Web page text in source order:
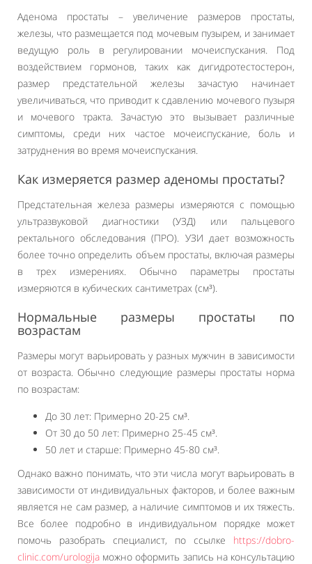
Аденома простаты – увеличение размеров простаты,
железы, что размещается под мочевым пузырем, и занимает
ведущую роль в регулировании мочеиспускания. Под
воздействием гормонов, таких как дигидротестостерон,
размер предстательной железы зачастую начинает
увеличиваться, что приводит к сдавлению мочевого пузыря
и мочевого тракта. Зачастую это вызывает различные
симптомы, среди них частое мочеиспускание, боль и
затруднения во время мочеиспускания.
Как измеряется размер аденомы простаты?
Предстательная железа размеры измеряются с помощью
ультразвуковой диагностики (УЗД) или пальцевого
ректального обследования (ПРО). УЗИ дает возможность
более точно определить объем простаты, включая размеры
в трех измерениях. Обычно параметры простаты
измеряются в кубических сантиметрах (см³).
Нормальные размеры простаты по
возрастам
Размеры могут варьировать у разных мужчин в зависимости
от возраста. Обычно следующие размеры простаты норма
по возрастам:
До 30 лет: Примерно 20-25 см³.
От 30 до 50 лет: Примерно 25-45 см³.
50 лет и старше: Примерно 45-80 см³.
Однако важно понимать, что эти числа могут варьировать в
зависимости от индивидуальных факторов, и более важным
является не сам размер, а наличие симптомов и их тяжесть.
Все более подробно в индивидуальном порядке может
помочь разобрать специалист, по ссылке https://dobro-
clinic.com/urologija можно оформить запись на консультацию